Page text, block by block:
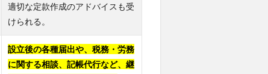
適切な定款作成のアドバイスも受
けられる。
設立後の各種届出や、税務・労務
に関する相談、記帳代行など、継